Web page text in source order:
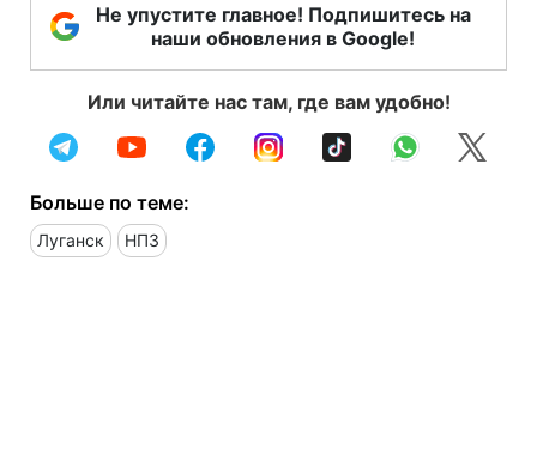
Не упустите главное! Подпишитесь на
наши обновления в Google!
Или читайте нас там, где вам удобно!
Больше по теме:
Луганск НПЗ